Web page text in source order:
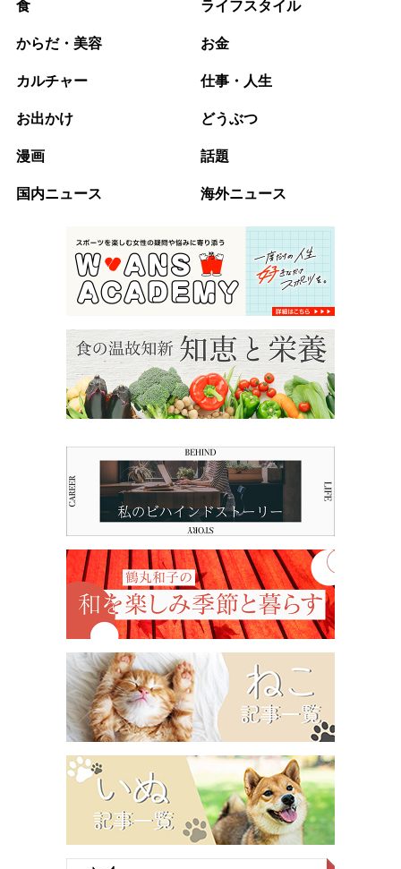
食 ライフスタイル
からだ・美容 お金
カルチャー 仕事・人生
お出かけ どうぶつ
漫画 話題
国内ニュース 海外ニュース